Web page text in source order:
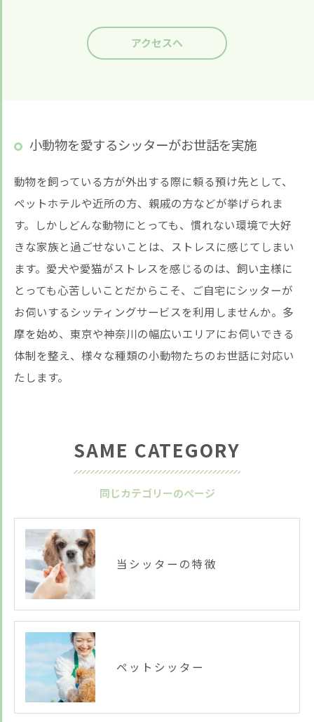
アクセスへ
小動物を愛するシッターがお世話を実施
動物を飼っている方が外出する際に頼る預け先として、
ペットホテルや近所の方、親戚の方などが挙げられま
す。しかしどんな動物にとっても、慣れない環境で大好
きな家族と過ごせないことは、ストレスに感じてしまい
ます。愛犬や愛猫がストレスを感じるのは、飼い主様に
とっても心苦しいことだからこそ、ご自宅にシッターが
お伺いするシッティングサービスを利用しませんか。多
摩を始め、東京や神奈川の幅広いエリアにお伺いできる
体制を整え、様々な種類の小動物たちのお世話に対応い
たします。
同じカテゴリーのページ
SAME CATEGORY
当シッターの特徴
ペットシッター